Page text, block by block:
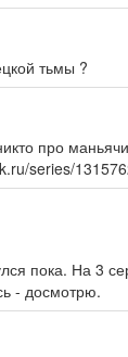
тьмы ?
про
series/
пока. На 3
- досмотрю.